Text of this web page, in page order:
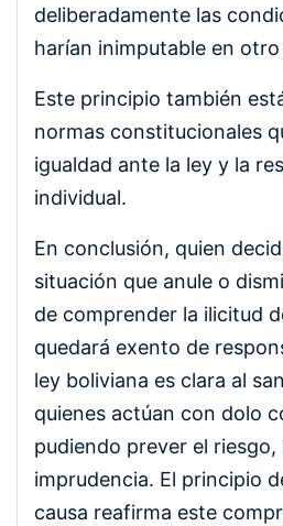
deliberadamente las
harían inimputable en
Este principio también
normas constitucionales
igualdad ante la ley y la
individual.
En conclusión, quien
situación que anule o
de comprender la ilicitud
quedará exento de
ley boliviana es clara al
quienes actúan con dolo
pudiendo prever el
imprudencia. El principio
causa reafirma este